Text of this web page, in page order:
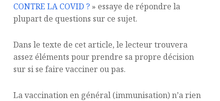
CONTRE LA COVID ?» essaye de répondre la
plupart de questions sur ce sujet.
Dans le texte de cet article, le lecteur trouvera
assez éléments pour prendre sa propre décision
sur si se faire vacciner ou pas.
La vaccination en général (immunisation) n’a rien